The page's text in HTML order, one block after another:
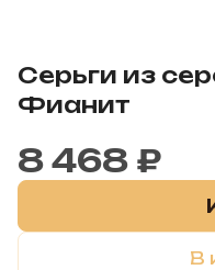
Серьги из
Фианит
8 468 ₽
В